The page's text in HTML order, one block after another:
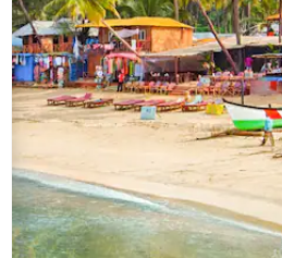
shigjetave lart e poshtë ose eksploro